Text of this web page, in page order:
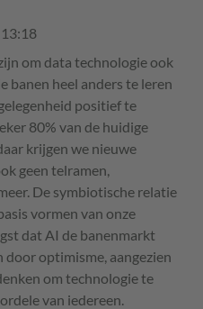
om data technologie ook
banen heel anders te leren
positief te
80% van de huidige
krijgen we nieuwe
geen telramen,
De symbiotische relatie
vormen van onze
dat AI de banenmarkt
door optimisme, aangezien
om technologie te
van iedereen.